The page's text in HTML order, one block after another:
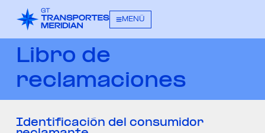
MENÚ
Libro de
reclamaciones
Identificación del consumidor